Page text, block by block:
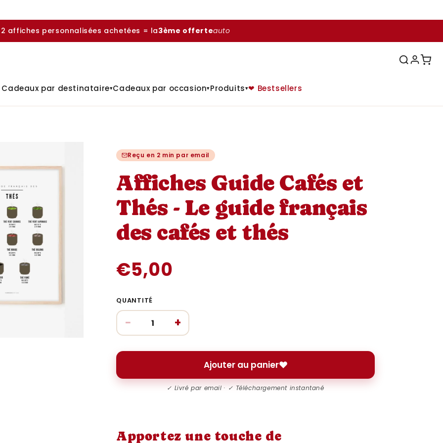
2 affiches personnalisées achetées = la3ème offerteauto
Cadeaux par destinataire▾Cadeaux par occasion▾Produits▾❤ Bestsellers
Reçu en 2 min par email
Affiches Guide Cafés et
Thés - Le guide français
des cafés et thés
€5,00
QUANTITÉ
− +
Ajouter au panier
✓ Livré par email · ✓ Téléchargement instantané
Apportez une touche de